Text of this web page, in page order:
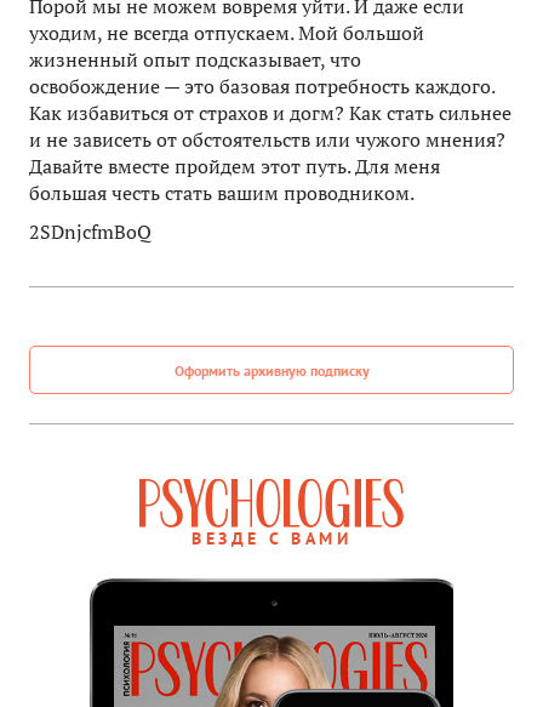
Порой мы не можем вовремя уйти. И даже если
уходим, не всегда отпускаем. Мой большой
жизненный опыт подсказывает, что
освобождение — это базовая потребность каждого.
Как избавиться от страхов и догм? Как стать сильнее
и не зависеть от обстоятельств или чужого мнения?
Давайте вместе пройдем этот путь. Для меня
большая честь стать вашим проводником.
2SDnjcfmBoQ
Оформить архивную подписку
ВЕЗДЕ С ВАМИ